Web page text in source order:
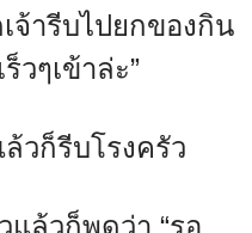
จ้ารีบไปยกของกิน
วๆเข้าล่ะ”
ล้วก็รีบโรงครัว
ล้วก็พูดว่า “รอ